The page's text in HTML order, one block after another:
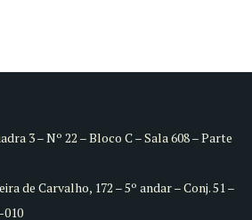
3 – Nº 22 – Bloco C – Sala 608 – Parte
de Carvalho, 172 – 5º andar – Conj. 51 –
010